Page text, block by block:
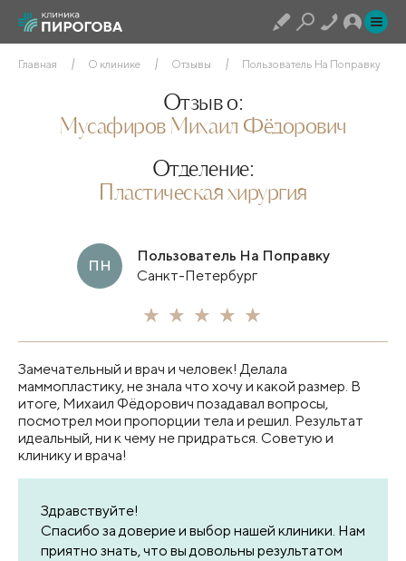
Главная О клинике Отзывы Пользователь На Поправку
Отзыв о:
Мусафиров Михаил Фёдорович
Отделение:
Пластическая хирургия
ПН
Пользователь На Поправку
Санкт-Петербург
Замечательный и врач и человек! Делала
маммопластику, не знала что хочу и какой размер. В
итоге, Михаил Фёдорович позадавал вопросы,
посмотрел мои пропорции тела и решил. Результат
идеальный, ни к чему не придраться. Советую и
клинику и врача!
Здравствуйте!
Спасибо за доверие и выбор нашей клиники. Нам
приятно знать, что вы довольны результатом